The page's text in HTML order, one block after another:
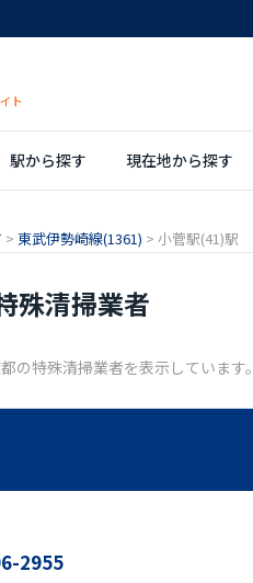
ト
駅から探す 現在地から探す
> 東武伊勢崎線(1361) > 小菅駅(41)駅
殊清掃業者
の特殊清掃業者を表示しています。
2955